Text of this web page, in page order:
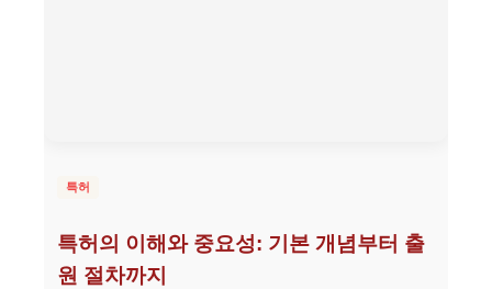
특허
특허의 이해와 중요성: 기본 개념부터 출
원 절차까지